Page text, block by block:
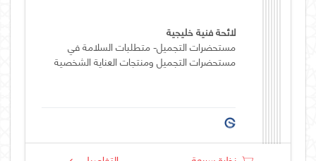
لائحة فنية خليجية
مستحضرات التجميل- متطلبات السلامة في
مستحضرات التجميل ومنتجات العناية الشخصية